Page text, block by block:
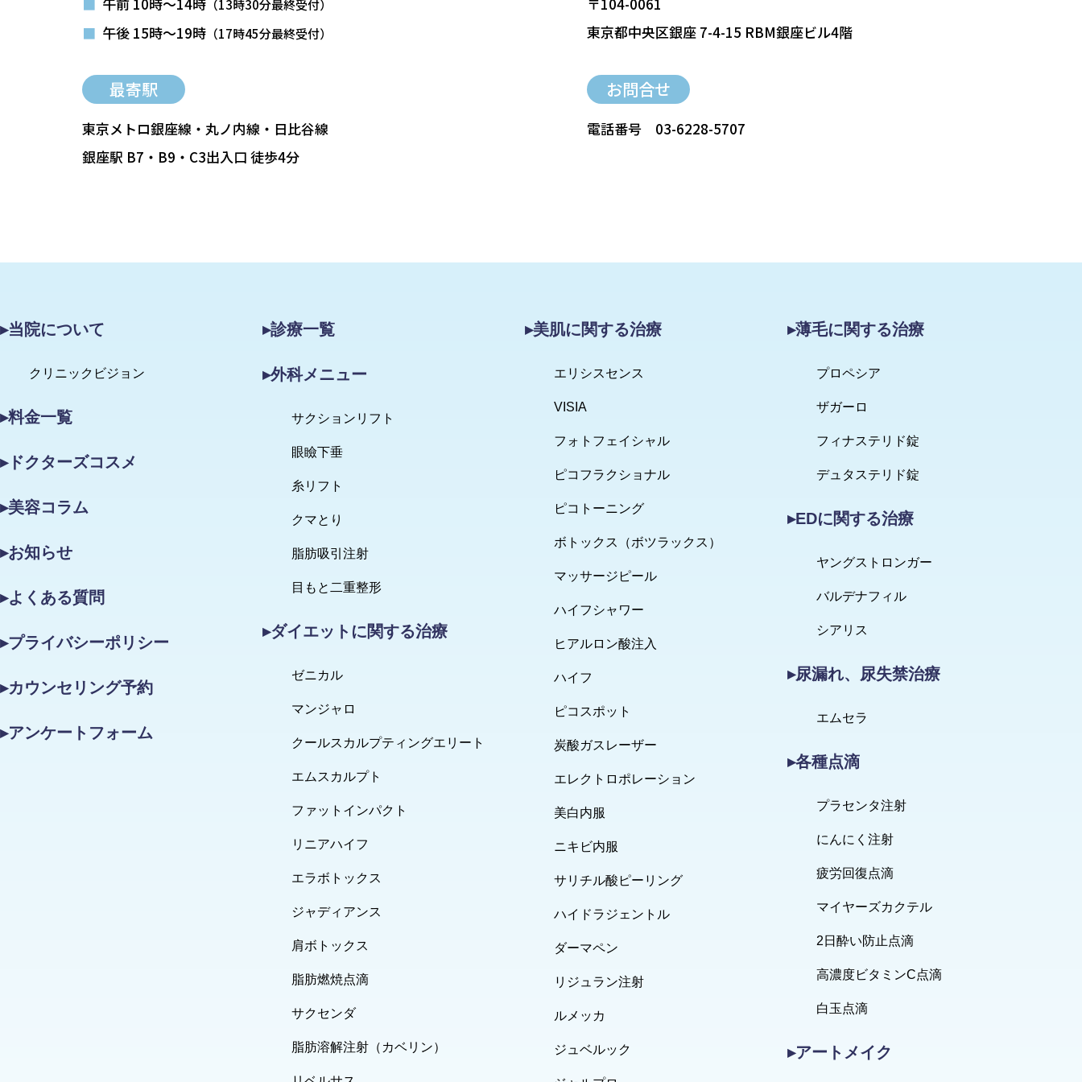
（13時30分最終受付）
■ 午後 15時～19時 （17時45分最終受付）
東京都中央区銀座 7-4-15 RBM銀座ビル4階
最寄駅
東京メトロ銀座線・丸ノ内線・日比谷線
銀座駅 B7・B9・C3出入口 徒歩4分
お問合せ
電話番号 03-6228-5707
▸当院について
クリニックビジョン
▸料金一覧
▸ドクターズコスメ
▸美容コラム
▸お知らせ
▸よくある質問
▸プライバシーポリシー
▸カウンセリング予約
▸アンケートフォーム
▸診療一覧
▸外科メニュー
サクションリフト
眼瞼下垂
糸リフト
クマとり
脂肪吸引注射
目もと二重整形
▸ダイエットに関する治療
ゼニカル
マンジャロ
クールスカルプティングエリート
エムスカルプト
ファットインパクト
リニアハイフ
エラボトックス
ジャディアンス
肩ボトックス
脂肪燃焼点滴
サクセンダ
脂肪溶解注射（カベリン）
▸美肌に関する治療
エリシスセンス
VISIA
フォトフェイシャル
ピコフラクショナル
ピコトーニング
ボトックス（ボツラックス）
マッサージピール
ハイフシャワー
ヒアルロン酸注入
ハイフ
ピコスポット
炭酸ガスレーザー
エレクトロポレーション
美白内服
ニキビ内服
サリチル酸ピーリング
ハイドラジェントル
ダーマペン
リジュラン注射
ルメッカ
ジュベルック
▸薄毛に関する治療
プロペシア
ザガーロ
フィナステリド錠
デュタステリド錠
▸EDに関する治療
ヤングストロンガー
バルデナフィル
シアリス
▸尿漏れ、尿失禁治療
エムセラ
▸各種点滴
プラセンタ注射
にんにく注射
疲労回復点滴
マイヤーズカクテル
2日酔い防止点滴
高濃度ビタミンC点滴
白玉点滴
▸アートメイク